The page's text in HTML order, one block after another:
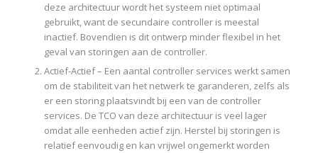
deze architectuur wordt het systeem niet optimaal
gebruikt, want de secundaire controller is meestal
inactief. Bovendien is dit ontwerp minder flexibel in het
geval van storingen aan de controller.
Actief-Actief – Een aantal controller services werkt samen
om de stabiliteit van het netwerk te garanderen, zelfs als
er een storing plaatsvindt bij een van de controller
services. De TCO van deze architectuur is veel lager
omdat alle eenheden actief zijn. Herstel bij storingen is
relatief eenvoudig en kan vrijwel ongemerkt worden